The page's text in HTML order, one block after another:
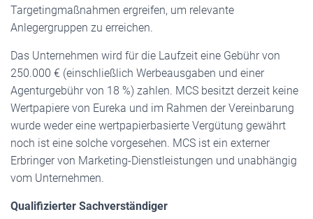
Targetingmaßnahmen ergreifen, um relevante
Anlegergruppen zu erreichen.
Das Unternehmen wird für die Laufzeit eine Gebühr von
250.000 € (einschließlich Werbeausgaben und einer
Agenturgebühr von 18 %) zahlen. MCS besitzt derzeit keine
Wertpapiere von Eureka und im Rahmen der Vereinbarung
wurde weder eine wertpapierbasierte Vergütung gewährt
noch ist eine solche vorgesehen. MCS ist ein externer
Erbringer von Marketing-Dienstleistungen und unabhängig
vom Unternehmen.
Qualifizierter Sachverständiger